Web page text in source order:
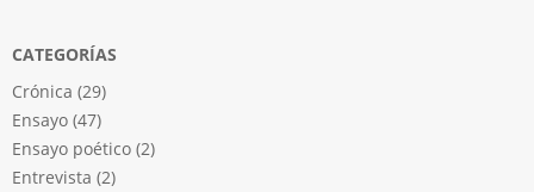
CATEGORÍAS
Crónica (29)
Ensayo (47)
Ensayo poético (2)
Entrevista (2)